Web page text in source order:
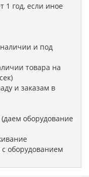
1 год, если иное
и под
товара на
и заказам в
оборудование
оборудованием